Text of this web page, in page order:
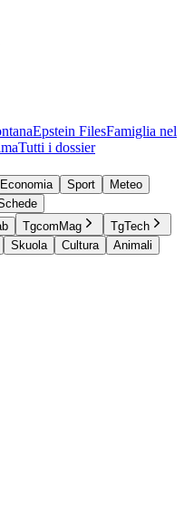
Epstein FilesFamiglia nel
Tutti i dossier
Economia Sport
Meteo
TgcomMag
TgTech
Skuola Cultura
Animali